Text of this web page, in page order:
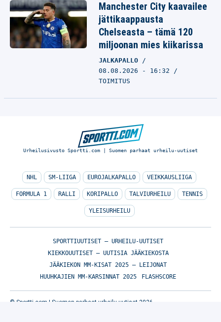
Manchester City kaavailee
jättikaappausta
Chelseasta – tämä 120
miljoonan mies kiikarissa
JALKAPALLO
08.08.2026 - 16:32
TOIMITUS
Urheilusivusto Sportti.com | Suomen parhaat urheilu-uutiset
NHL SM-LIIGA EUROJALKAPALLO VEIKKAUSLIIGA
FORMULA 1 RALLI KORIPALLO TALVIURHEILU TENNIS
YLEISURHEILU
SPORTTIUUTISET – URHEILU-UUTISET
KIEKKOUUTISET – UUTISIA JÄÄKIEKOSTA
JÄÄKIEKON MM-KISAT 2025 – LEIJONAT
HUUHKAJIEN MM-KARSINNAT 2025
FLASHSCORE
© Sportti.com | Suomen parhaat urheilu-uutiset 2026